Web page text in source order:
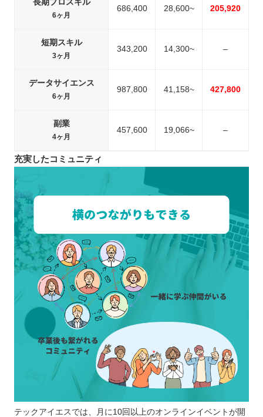
長期プロスキル
6ヶ月
686,400 28,600~ 205,920
短期スキル
3ヶ月
343,200 14,300~ –
データサイエンス
6ヶ月
987,800 41,158~ 427,800
副業
4ヶ月
457,600 19,066~ –
充実したコミュニティ
テックアイエスでは、月に10回以上のオンラインイベントが開